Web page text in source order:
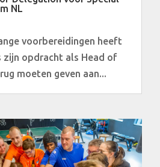
NL
voorbereidingen heeft
zijn opdracht als Head of
moeten geven aan...